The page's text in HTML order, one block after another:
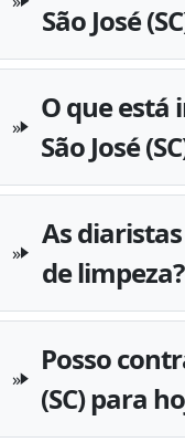
São José
O que está
São José
As
de limpeza?
Posso
(SC) para